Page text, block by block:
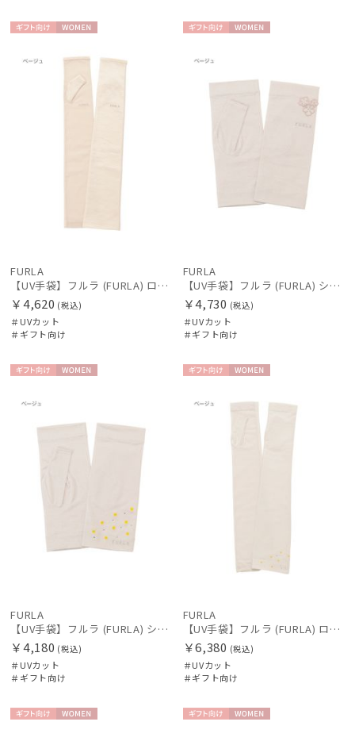
向け
N
FURLA
【UV手袋】フルラ (FURLA) ロング ＵＶ手袋 ロゴ刺繍 指無し
￥4,620 (税込)
＃UVカット
＃ギフト向け
向け
FURLA
【UV手袋】フルラ (FURLA) ショート ＵＶ手袋 シアーフラワー 指無し 接触冷感
￥4,730 (税込)
＃UVカット
＃ギフト向け
向け
FURLA
【UV手袋】フルラ (FURLA) ショート ＵＶ手袋 ミモザ 指無し 接触冷感
￥4,180 (税込)
＃UVカット
＃ギフト向け
向け
N
FURLA
【UV手袋】フルラ (FURLA) ロング ＵＶ手袋 ミモザ 指無し 接触冷感
￥6,380 (税込)
＃UVカット
＃ギフト向け